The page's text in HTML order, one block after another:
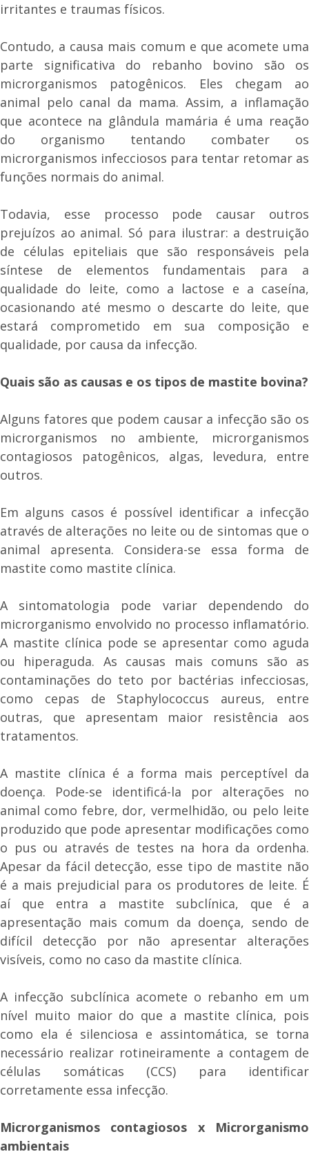
irritantes e traumas físicos.
Contudo, a causa mais comum e que acomete uma
parte significativa do rebanho bovino são os
microrganismos patogênicos. Eles chegam ao
animal pelo canal da mama. Assim, a inflamação
que acontece na glândula mamária é uma reação
do organismo tentando combater os
microrganismos infecciosos para tentar retomar as
funções normais do animal.
Todavia, esse processo pode causar outros
prejuízos ao animal. Só para ilustrar: a destruição
de células epiteliais que são responsáveis pela
síntese de elementos fundamentais para a
qualidade do leite, como a lactose e a caseína,
ocasionando até mesmo o descarte do leite, que
estará comprometido em sua composição e
qualidade, por causa da infecção.
Quais são as causas e os tipos de mastite bovina?
Alguns fatores que podem causar a infecção são os
microrganismos no ambiente, microrganismos
contagiosos patogênicos, algas, levedura, entre
outros.
Em alguns casos é possível identificar a infecção
através de alterações no leite ou de sintomas que o
animal apresenta. Considera-se essa forma de
mastite como mastite clínica.
A sintomatologia pode variar dependendo do
microrganismo envolvido no processo inflamatório.
A mastite clínica pode se apresentar como aguda
ou hiperaguda. As causas mais comuns são as
contaminações do teto por bactérias infecciosas,
como cepas de Staphylococcus aureus, entre
outras, que apresentam maior resistência aos
tratamentos.
A mastite clínica é a forma mais perceptível da
doença. Pode-se identificá-la por alterações no
animal como febre, dor, vermelhidão, ou pelo leite
produzido que pode apresentar modificações como
o pus ou através de testes na hora da ordenha.
Apesar da fácil detecção, esse tipo de mastite não
é a mais prejudicial para os produtores de leite. É
aí que entra a mastite subclínica, que é a
apresentação mais comum da doença, sendo de
difícil detecção por não apresentar alterações
visíveis, como no caso da mastite clínica.
A infecção subclínica acomete o rebanho em um
nível muito maior do que a mastite clínica, pois
como ela é silenciosa e assintomática, se torna
necessário realizar rotineiramente a contagem de
células somáticas (CCS) para identificar
corretamente essa infecção.
Microrganismos contagiosos x Microrganismo
ambientais